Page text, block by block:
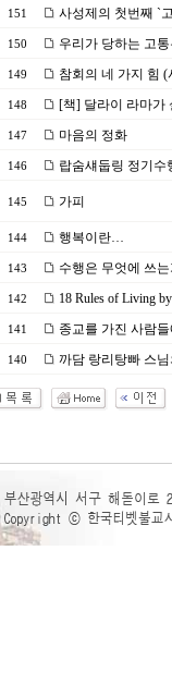
151 사성제의 첫번째 `
150 우리가 당하는 고통
149 참회의 네 가지 힘
148 [책] 달라이 라마가
147 마음의 정화
146 랍숨섀둡링 정기수
145 가피
144 행복이란…
143 수행은 무엇에 쓰
142 18 Rules of Living
141 종교를 가진 사람
140 까담 랑리탕빠 스